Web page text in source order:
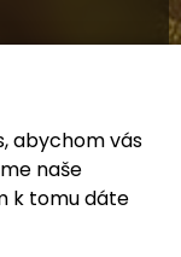
abychom vás
naše
k tomu dáte